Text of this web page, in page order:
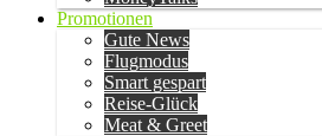
Promotionen
Gute News
Flugmodus
Smart gespart
Reise-Glück
Meat & Greet